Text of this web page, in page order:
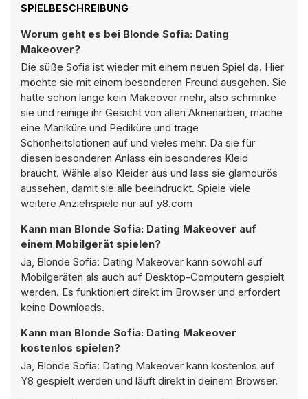
SPIELBESCHREIBUNG
Worum geht es bei Blonde Sofia: Dating
Makeover?
Die süße Sofia ist wieder mit einem neuen Spiel da. Hier
möchte sie mit einem besonderen Freund ausgehen. Sie
hatte schon lange kein Makeover mehr, also schminke
sie und reinige ihr Gesicht von allen Aknenarben, mache
eine Maniküre und Pediküre und trage
Schönheitslotionen auf und vieles mehr. Da sie für
diesen besonderen Anlass ein besonderes Kleid
braucht. Wähle also Kleider aus und lass sie glamourös
aussehen, damit sie alle beeindruckt. Spiele viele
weitere Anziehspiele nur auf y8.com
Kann man Blonde Sofia: Dating Makeover auf
einem Mobilgerät spielen?
Ja, Blonde Sofia: Dating Makeover kann sowohl auf
Mobilgeräten als auch auf Desktop-Computern gespielt
werden. Es funktioniert direkt im Browser und erfordert
keine Downloads.
Kann man Blonde Sofia: Dating Makeover
kostenlos spielen?
Ja, Blonde Sofia: Dating Makeover kann kostenlos auf
Y8 gespielt werden und läuft direkt in deinem Browser.